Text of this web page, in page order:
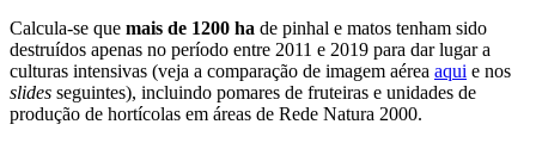
Calcula-se que mais de 1200 ha de pinhal e matos tenham sido
destruídos apenas no período entre 2011 e 2019 para dar lugar a
culturas intensivas (veja a comparação de imagem aérea aqui e nos
slides seguintes), incluindo pomares de fruteiras e unidades de
produção de hortícolas em áreas de Rede Natura 2000.